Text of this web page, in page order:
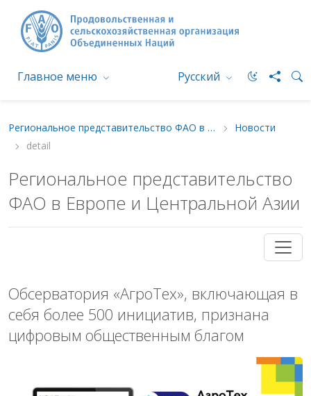
Главное меню Русский
Региональное представительство ФАО в Европе и Центральной Азии
Новости
detail
Региональное представительство
ФАО в Европе и Центральной Азии
Обсерватория «АгроТех», включающая в
себя более 500 инициатив, признана
цифровым общественным благом